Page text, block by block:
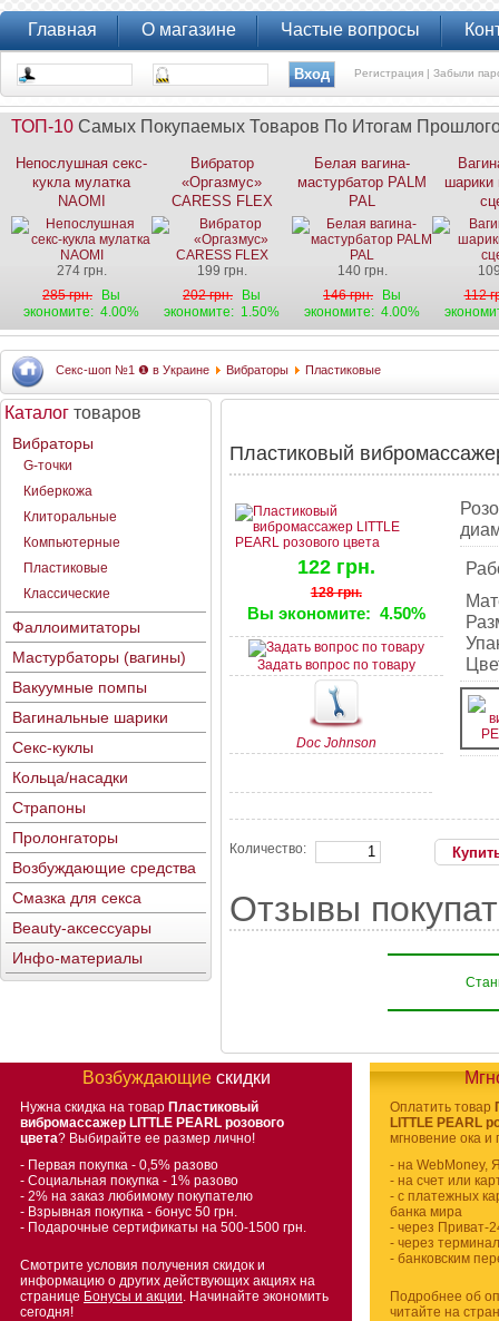
Главная О магазине Частые вопросы
Регистрация |Забыли
ТОП-10 Самых Покупаемых Товаров По Итогам
Непослушная секс-
кукла мулатка
NAOMI
274 грн.
285 грн.
Вы
экономите: 4.00%
Вибратор
«Оргазмус»
CARESS FLEX
199 грн.
202 грн.
Вы
экономите: 1.50%
Белая вагина-
мастурбатор PALM
PAL
140 грн.
146 грн.
Вы
экономите: 4.00%
шарики
112
Секс-шоп №1 ❶ в Украине Вибраторы Пластиковые
Каталог товаров
Вибраторы
G-точки
Киберкожа
Клиторальные
Компьютерные
Пластиковые
Классические
Фаллоимитаторы
Мастурбаторы (вагины)
Вакуумные помпы
Вагинальные шарики
Секс-куклы
Кольца/насадки
Страпоны
Пролонгаторы
Возбуждающие средства
Смазка для секса
Beauty-аксессуары
Инфо-материалы
Пластиковый
122 грн.
128 грн.
Вы экономите: 4.50%
Задать вопрос по товару
Doc Johnson
Количество:
Отзывы
Возбуждающиескидки
Нужна скидка на товар Пластиковый
вибромассажер LITTLE PEARL розового
цвета? Выбирайте ее размер лично!
- Первая покупка - 0,5% разово
- Социальная покупка - 1% разово
- 2% на заказ любимому покупателю
- Взрывная покупка - бонус 50 грн.
- Подарочные сертификаты на 500-1500 грн.
Смотрите условия получения скидок и
информацию о других действующих акциях на
странице Бонусы и акции. Начинайте экономить
сегодня!
Оплатить товар
LITTLE PEARL
мгновение ока и
- на WebMoney,
- на счет или
- с платежных
банка мира
- через Приват-
- через
- банковским
Подробнее об
читайте на